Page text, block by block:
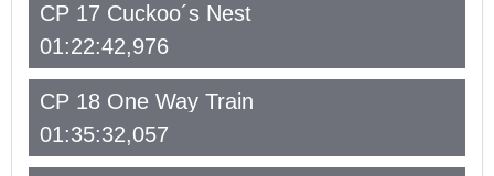
CP 17 Cuckoo´s Nest
01:22:42,976
CP 18 One Way Train
01:35:32,057